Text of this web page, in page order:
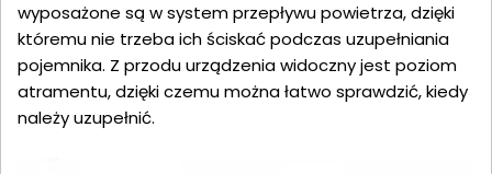
wyposażone są w system przepływu powietrza, dzięki
któremu nie trzeba ich ściskać podczas uzupełniania
pojemnika. Z przodu urządzenia widoczny jest poziom
atramentu, dzięki czemu można łatwo sprawdzić, kiedy
należy uzupełnić.